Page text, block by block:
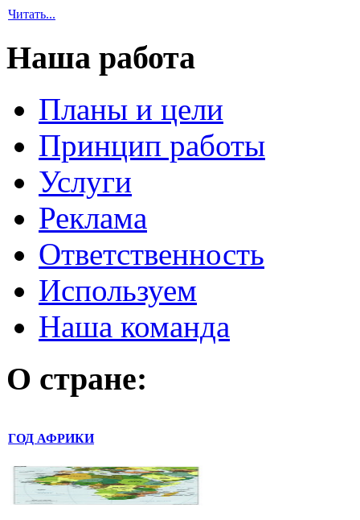
Читать...
Наша работа
Планы и цели
Принцип работы
Услуги
Реклама
Ответственность
Используем
Наша команда
О стране:
ГОД АФРИКИ